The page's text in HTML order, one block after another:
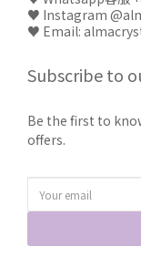
♥ Instagram
♥ Email:
Subscribe to
Be the first to
offers.